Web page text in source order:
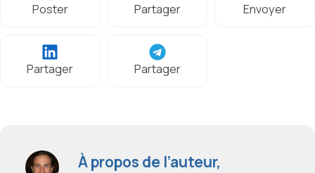
Poster Partager Envoyer
Partager Partager
À propos de l’auteur,